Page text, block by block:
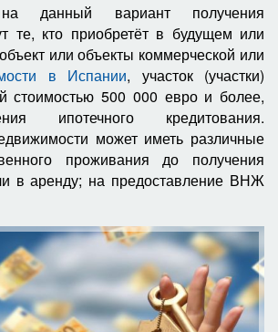
на данный вариант получения
те, кто приобретёт в будущем или
или объекты коммерческой или
в Испании, участок (участки)
стоимостью 500 000 евро и более,
ипотечного кредитования.
может иметь различные
проживания до получения
в аренду; на предоставление ВНЖ